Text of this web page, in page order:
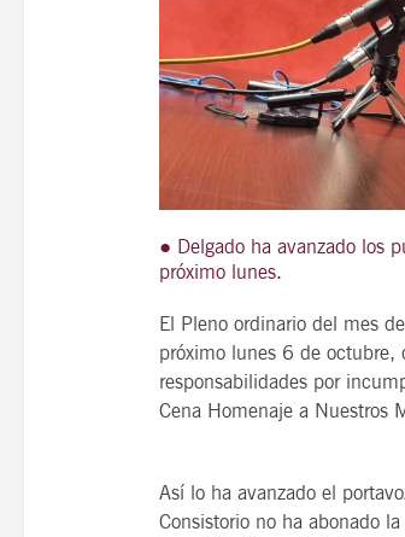
● Delgado ha avanzado los
próximo lunes.
El Pleno ordinario del mes
próximo lunes 6 de octubre,
responsabilidades por
Cena Homenaje a Nuestros
Así lo ha avanzado el
Consistorio no ha abonado
21
14 Edición
“Syrah